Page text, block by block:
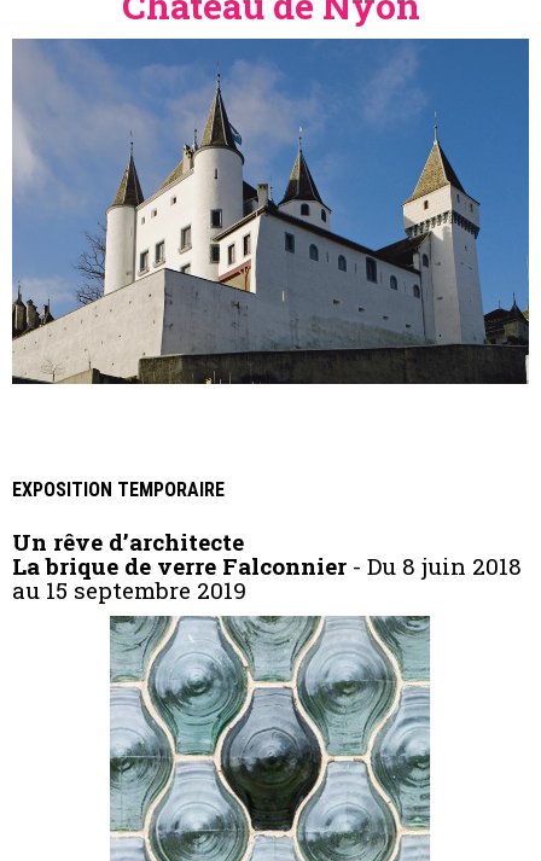
EXPOSITION TEMPORAIRE
Un rêve d’architecte
La brique de verre Falconnier - Du 8 juin 2018
au 15 septembre 2019